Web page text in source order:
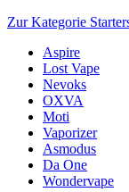
Zur Kategorie
Aspire
Lost Vape
Nevoks
OXVA
Moti
Vaporizer
Asmodus
Da One
Wondervape